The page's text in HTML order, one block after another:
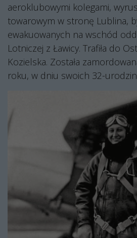
aeroklubowymi kolegami,
towarowym w stronę Lublina,
ewakuowanych na wschód
Lotniczej z Ławicy. Trafiła do
Kozielska. Została
roku, w dniu swoich 32-